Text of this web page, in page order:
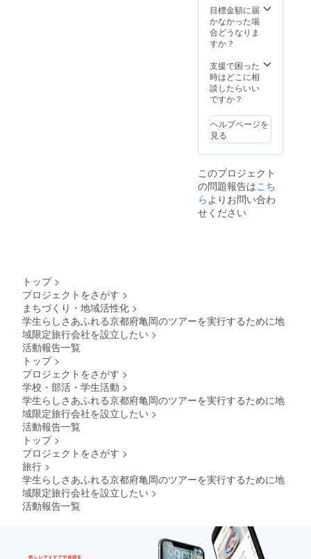
台風
等)、交
通スト
中止に
なる可
能性が
ござい
ます。
その際
めて別
の日程
をご案
内いた
しま
す。※雨
天時決
えたい
ツアー
の意見
ださ
い。 ・
公序良
俗に反
容、法
令に違
反する
内容な
受けで
きませ
ん。
目標金額に届
かなかった場
合どうなりま
すか？
支援で困った
時はどこに相
談したらいい
ですか？
ヘルプページを
見る
このプロジェクト
の問題報告はこち
らよりお問い合わ
せください
トップ >
プロジェクトをさがす >
まちづくり・地域活性化 >
学生らしさあふれる京都府亀岡のツアーを実行するために地
域限定旅行会社を設立したい >
活動報告一覧
トップ >
プロジェクトをさがす >
学校・部活・学生活動 >
学生らしさあふれる京都府亀岡のツアーを実行するために地
域限定旅行会社を設立したい >
活動報告一覧
トップ >
プロジェクトをさがす >
旅行 >
学生らしさあふれる京都府亀岡のツアーを実行するために地
域限定旅行会社を設立したい >
活動報告一覧